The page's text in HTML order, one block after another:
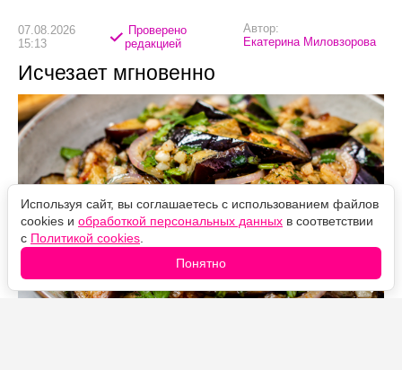
07.08.2026
15:13
Проверено
редакцией
Автор:
Екатерина Миловзорова
Исчезает мгновенно
Используя сайт, вы соглашаетесь с использованием файлов
cookies и обработкой персональных данных в соответствии
с Политикой cookies
Понятно